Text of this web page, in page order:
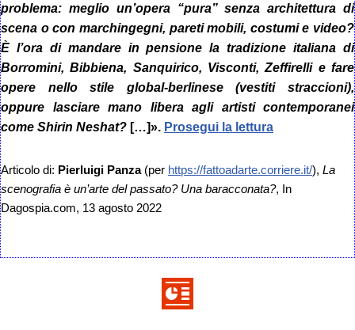
problema: meglio un’opera “pura” senza architettura di
scena o con marchingegni, pareti mobili, costumi e video?
È l’ora di mandare in pensione la tradizione italiana di
Borromini, Bibbiena, Sanquirico, Visconti, Zeffirelli e fare
opere nello stile global-berlinese (vestiti straccioni),
oppure lasciare mano libera agli artisti contemporanei
come Shirin Neshat? […]». Prosegui la lettura
Articolo di: Pierluigi Panza (per https://fattoadarte.corriere.it/), La
scenografia è un’arte del passato? Una baracconata?, In
Dagospia.com, 13 agosto 2022